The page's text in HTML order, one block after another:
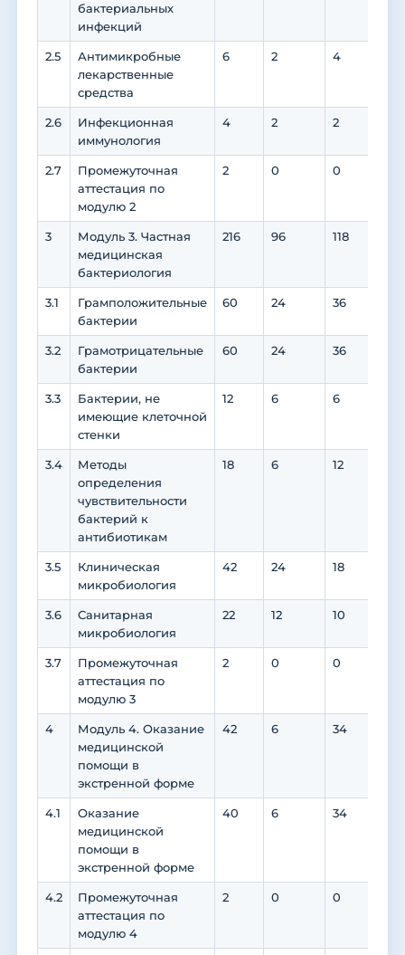
бактериальных
инфекций
2.5
Антимикробные
лекарственные
средства
6 2 4
2.6
Инфекционная
иммунология
4 2 2
2.7
Промежуточная
аттестация по
модулю 2
2 0 0
3
Модуль 3. Частная
медицинская
бактериология
216 96 118
3.1
Грамположительные
бактерии
60 24 36
3.2
Грамотрицательные
бактерии
60 24 36
3.3
Бактерии, не
имеющие клеточной
стенки
12 6 6
3.4
Методы
определения
чувствительности
бактерий к
антибиотикам
18 6 12
3.5
Клиническая
микробиология
42 24 18
3.6
Санитарная
микробиология
22 12 10
3.7
Промежуточная
аттестация по
модулю 3
2 0 0
4
Модуль 4. Оказание
медицинской
помощи в
экстренной форме
42 6 34
4.1
Оказание
медицинской
помощи в
экстренной форме
40 6 34
4.2
Промежуточная
аттестация по
модулю 4
2 0 0